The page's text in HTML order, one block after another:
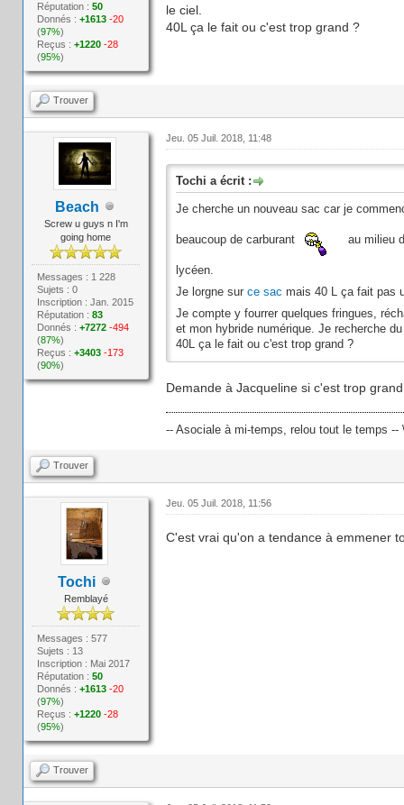
Réputation :50
Donnés :+1613 -20
(97%)
Reçus :+1220 -28
(95%)
le ciel.
40L ça le fait ou c'est trop grand ?
Trouver
Beach
Screw u guys n I'm
going home
Messages : 1 228
Sujets : 0
Inscription : Jan. 2015
Réputation :83
Donnés :+7272 -494
(87%)
Reçus :+3403 -173
(90%)
Jeu. 05 Juil. 2018, 11:48
Tochi a écrit :
Je cherche un nouveau sac car je
beaucoup de carburant au milieu
lycéen.
Je lorgne sur ce sac mais 40 L ça fait pas
Je compte y fourrer quelques fringues,
et mon hybride numérique. Je recherche
40L ça le fait ou c'est trop grand ?
Demande à Jacqueline si c'est trop
-- Asociale à mi-temps, relou tout le temps --
Trouver
Tochi
Remblayé
Messages : 577
Sujets : 13
Inscription : Mai 2017
Réputation :50
Donnés :+1613 -20
(97%)
Reçus :+1220 -28
(95%)
Jeu. 05 Juil. 2018, 11:56
C'est vrai qu'on a tendance à emmener
Trouver